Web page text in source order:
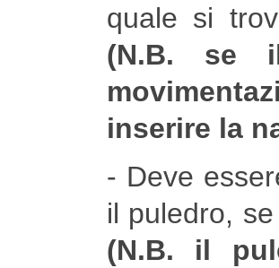
quale si
(N.B. se
inserire la
- Deve
il puledro,
(N.B. il